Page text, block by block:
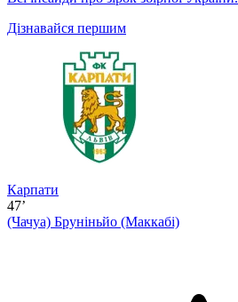
Дізнавайся першим
Карпати
47’
(Чачуа) Бруніньйо (Маккабі)